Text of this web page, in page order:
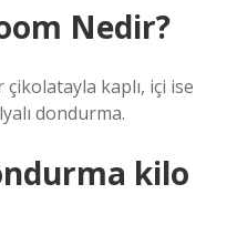
Nedir?
çikolatayla kaplı, içi ise
dondurma.
kilo